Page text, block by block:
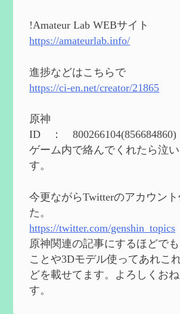
能と3凸までを更新
2024/05/11
eを3BBB化してみた
2024/04/26
能と3凸まで
2024/04/03
第４８回 ヌヴィレットの性能
更新
2024/2/10
能 それぞれの強みなどを作成
2024/2/04
第５２回 璃月精鋭狩ルート【
編】を作成
2024/1/25
Ultimate Trainerの使い方【RE2
2024/1/23
!Amateur Lab WEBサイト
https://amateurlab.info/
進捗などはこちらで
https://ci-en.net/creator/21865
原神
ID ： 800266104(856684860)
ゲーム内で絡んでくれたら泣
す。
今更ながらTwitterのアカウント
た。
https://twitter.com/genshin_topics
原神関連の記事にするほどで
ことや3Dモデル使ってあれこ
どを載せてます。よろしくお
す。